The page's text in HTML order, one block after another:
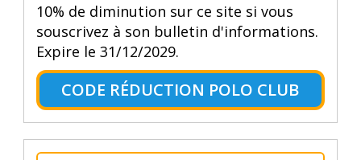
10% de diminution sur ce site si vous
souscrivez à son bulletin d'informations.
Expire le 31/12/2029.
CODE RÉDUCTION POLO CLUB